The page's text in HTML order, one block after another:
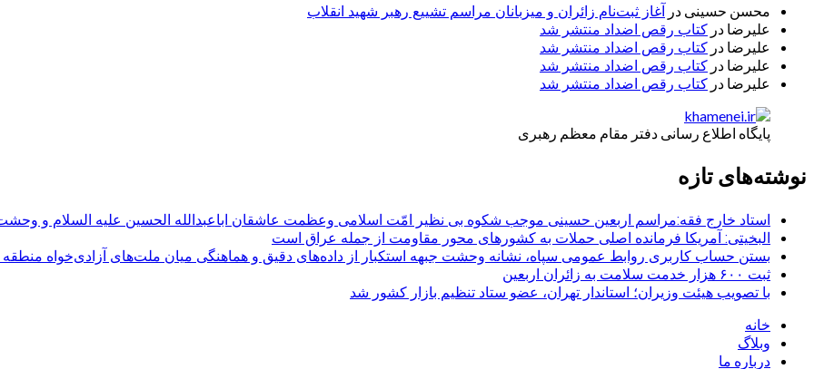
محسن حسینی در آغاز ثبت‌نام زائران و میزبانان مراسم تشییع رهبر شهید انقلاب
علیرضا در کتاب رقص اضداد منتشر شد
علیرضا در کتاب رقص اضداد منتشر شد
علیرضا در کتاب رقص اضداد منتشر شد
علیرضا در کتاب رقص اضداد منتشر شد
پایگاه اطلاع رسانی دفتر مقام معظم رهبری
نوشته‌های تازه
استاد خارج فقه:مراسم اربعین حسینی موجب شکوه بی نظیر امّت اسلامی وعظمت عاشقان اباعبدالله الحسین علیه السلام و
البخیتی: آمریکا فرمانده اصلی حملات به کشورهای محور مقاومت از جمله عراق است
بستن حساب کاربری روابط عمومی سپاه، نشانه‌ وحشت جبهه استکبار از داده‌های دقیق و هماهنگی میان ملت‌های آزادی‌خواه
ثبت ۶۰۰ هزار خدمت سلامت به زائران اربعین
با تصویب هیئت وزیران؛ استاندار تهران، عضو ستاد تنظیم بازار کشور شد
خانه
وبلاگ
درباره ما